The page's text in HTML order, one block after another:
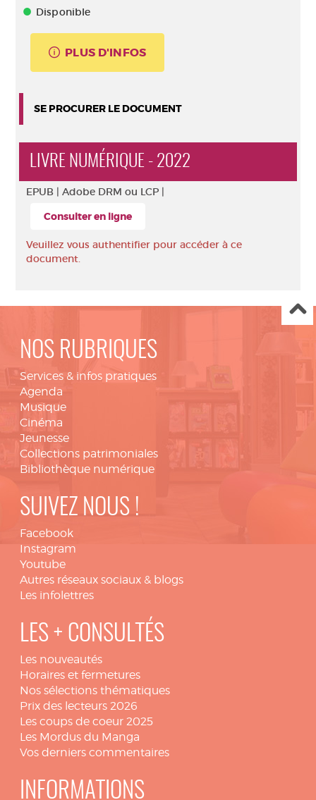
Disponible
PLUS D'INFOS
SE PROCURER LE DOCUMENT
LIVRE NUMÉRIQUE - 2022
EPUB | Adobe DRM ou LCP |
Consulter en ligne
Veuillez vous authentifier pour accéder à ce
document.
NOS RUBRIQUES
Services & infos pratiques
Agenda
Musique
Cinéma
Jeunesse
Collections patrimoniales
Bibliothèque numérique
SUIVEZ NOUS !
Facebook
Instagram
Youtube
Autres réseaux sociaux & blogs
Les infolettres
LES + CONSULTÉS
Les nouveautés
Horaires et fermetures
Nos sélections thématiques
Prix des lecteurs 2026
Les coups de coeur 2025
Les Mordus du Manga
Vos derniers commentaires
INFORMATIONS